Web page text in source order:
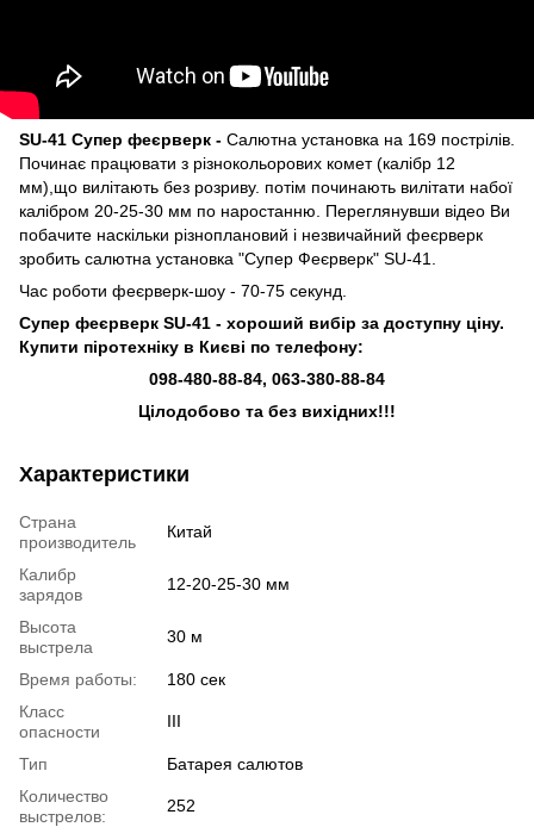
SU-41 Супер феєрверк - Салютна установка на 169 пострілів.
Починає працювати з різнокольорових комет (калібр 12
мм),що вилітають без розриву. потім починають вилітати набої
калібром 20-25-30 мм по наростанню. Переглянувши відео Ви
побачите наскільки різноплановий і незвичайний феєрверк
зробить салютна установка "Супер Феєрверк" SU-41.
Час роботи феєрверк-шоу - 70-75 секунд.
Супер феєрверк SU-41 - хороший вибір за доступну ціну.
Купити піротехніку в Києві по телефону:
098-480-88-84, 063-380-88-84
Цілодобово та без вихідних!!!
Характеристики
Страна
производитель
Китай
Калибр
зарядов
12-20-25-30 мм
Высота
выстрела
30 м
Время работы:
180 сек
Класс
опасности
III
Тип
Батарея салютов
Количество
выстрелов:
252